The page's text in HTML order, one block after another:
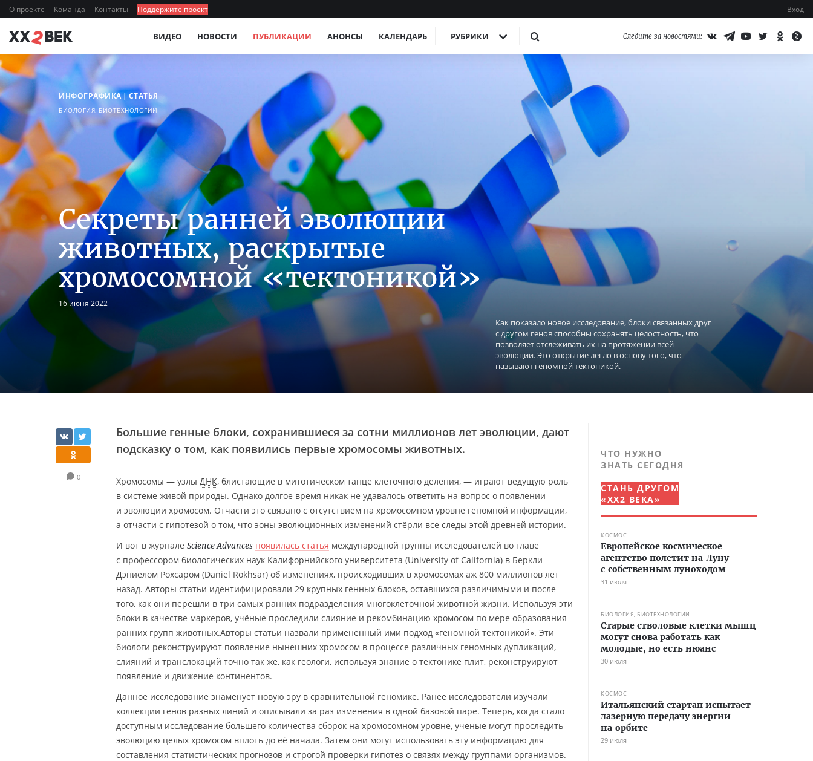
О проекте Команда Контакты Поддержите проект Вход
ВИДЕО НОВОСТИ ПУБЛИКАЦИИ АНОНСЫ КАЛЕНДАРЬ РУБРИКИ Следите за новостями:
ИНФОГРАФИКА СТАТЬЯ
БИОЛОГИЯ, БИОТЕХНОЛОГИИ
Секреты ранней эволюции
животных, раскрытые
хромосомной «тектоникой»
16 июня 2022
Как показало новое исследование, блоки связанных друг
с другом генов способны сохранять целостность, что
позволяет отслеживать их на протяжении всей
эволюции. Это открытие легло в основу того, что
называют геномной тектоникой.
0
Большие генные блоки, сохранившиеся за сотни миллионов лет эволюции, дают
подсказку о том, как появились первые хромосомы животных.
Хромосомы — узлы ДНК, блистающие в митотическом танце клеточного деления, — играют ведущую роль
в системе живой природы. Однако долгое время никак не удавалось ответить на вопрос о появлении
и эволюции хромосом. Отчасти это связано с отсутствием на хромосомном уровне геномной информации,
а отчасти с гипотезой о том, что эоны эволюционных изменений стёрли все следы этой древней истории.
И вот в журнале Science Advances появилась статья международной группы исследователей во главе
с профессором биологических наук Калифорнийского университета (University of California) в Беркли
Дэниелом Рохсаром (Daniel Rokhsar) об изменениях, происходивших в хромосомах аж 800 миллионов лет
назад. Авторы статьи идентифицировали 29 крупных генных блоков, оставшихся различимыми и после
того, как они перешли в три самых ранних подразделения многоклеточной животной жизни. Используя эти
блоки в качестве маркеров, учёные проследили слияние и рекомбинацию хромосом по мере образования
ранних групп животных.Авторы статьи назвали применённый ими подход «геномной тектоникой». Эти
биологи реконструируют появление нынешних хромосом в процессе различных геномных дупликаций,
слияний и транслокаций точно так же, как геологи, используя знание о тектонике плит, реконструируют
появление и движение континентов.
Данное исследование знаменует новую эру в сравнительной геномике. Ранее исследователи изучали
коллекции генов разных линий и описывали за раз изменения в одной базовой паре. Теперь, когда стало
доступным исследование большего количества сборок на хромосомном уровне, учёные могут проследить
эволюцию целых хромосом вплоть до её начала. Затем они могут использовать эту информацию для
составления статистических прогнозов и строгой проверки гипотез о связях между группами организмов.
ЧТО НУЖНО
ЗНАТЬ СЕГОДНЯ
СТАНЬ ДРУГОМ
«XX2 ВЕКА»
КОСМОС
Европейское космическое
агентство полетит на Луну
с собственным луноходом
31 июля
БИОЛОГИЯ, БИОТЕХНОЛОГИИ
Старые стволовые клетки мышц
могут снова работать как
молодые, но есть нюанс
30 июля
КОСМОС
Итальянский стартап испытает
лазерную передачу энергии
на орбите
29 июля